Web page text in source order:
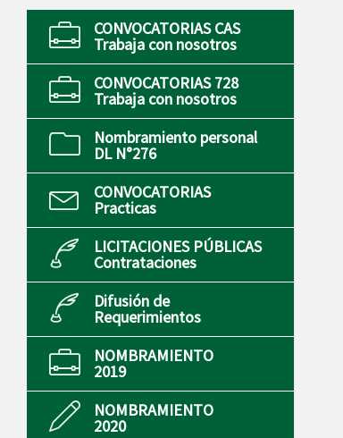
CONVOCATORIAS CAS
Trabaja con nosotros
CONVOCATORIAS 728
Trabaja con nosotros
Nombramiento personal
DL N°276
CONVOCATORIAS
Practicas
LICITACIONES PÚBLICAS
Contrataciones
Difusión de
Requerimientos
NOMBRAMIENTO
2019
NOMBRAMIENTO
2020